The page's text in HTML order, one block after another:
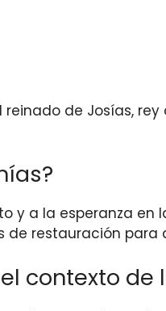
de Josías,
y a la esperanza en
restauración para
contexto